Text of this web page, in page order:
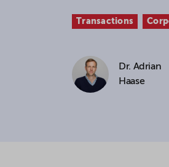
to
By
You
Transactions
Dr. Adrian
Haase